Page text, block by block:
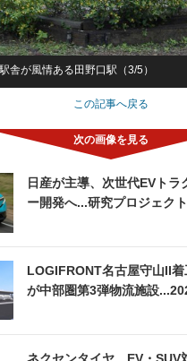
舎が風情ある田野口駅（3/5）
この記事へ戻る
日産が主導、次世代EVトラ
ー開発へ...研究プロジェク
LOGIFRONT名古屋守山II
が中部圏第3弾物流施設
ネクセンタイヤ、EV・SUV